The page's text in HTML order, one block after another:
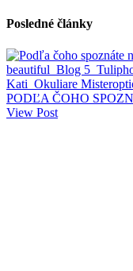
Posledné články
PODĽA ČOHO
View Post